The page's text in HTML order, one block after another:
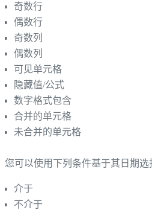
奇数行
偶数行
奇数列
偶数列
可见单元格
隐藏值/公式
数字格式包含
合并的单元格
未合并的单元格
您可以使用下列条件基于其日期选
介于
不介于